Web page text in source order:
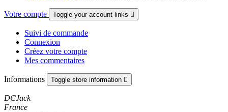
Votre compte Toggle your account links 
Suivi de commande
Connexion
Créez votre compte
Mes commentaires
Informations Toggle store information 
DCJack
France